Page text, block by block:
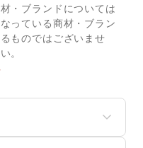
・ブランドについては
っている商材・ブラン
ものではございませ
。